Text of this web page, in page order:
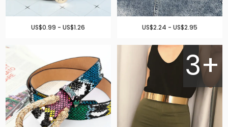
US$0.99 - US$1.26 US$2.24 - US$2.95
3+